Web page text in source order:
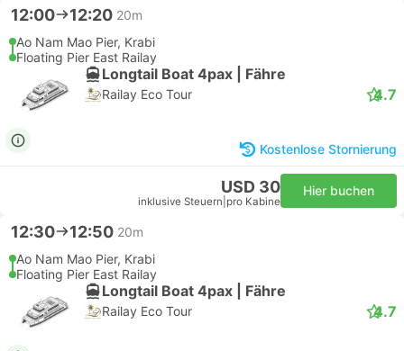
12:00 12:20 20m
Ao Nam Mao Pier, Krabi
Floating Pier East Railay
Longtail Boat 4pax | Fähre
Railay Eco Tour 4.7
Kostenlose Stornierung
USD 30
inklusive Steuern pro Kabine
Hier buchen
12:30 12:50 20m
Ao Nam Mao Pier, Krabi
Floating Pier East Railay
Longtail Boat 4pax | Fähre
Railay Eco Tour 4.7